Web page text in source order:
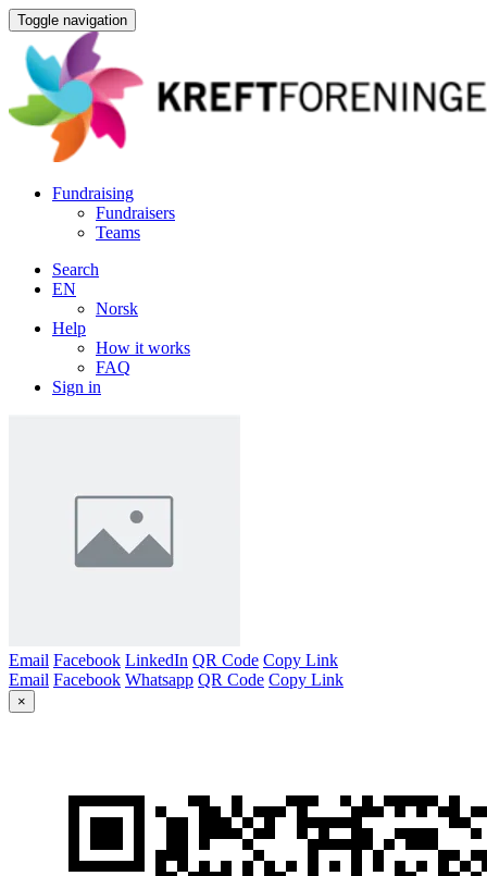
Toggle navigation
Fundraising
Fundraisers
Teams
Search
EN
Norsk
Help
How it works
FAQ
Sign in
Email Facebook LinkedIn QR Code Copy Link
Email Facebook Whatsapp QR Code Copy Link
×